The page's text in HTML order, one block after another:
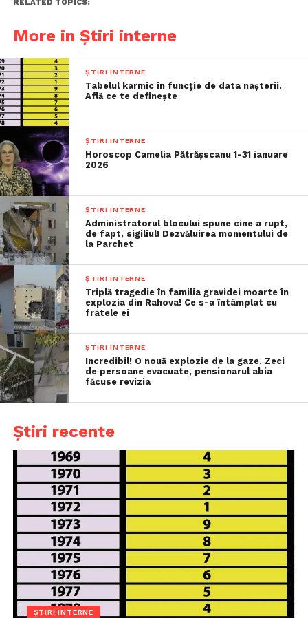
RELATED TOPICS:
More in Știri interne
ȘTIRI INTERNE
Tabelul karmic în funcție de data nașterii.
Află ce te definește
ȘTIRI INTERNE
Horoscop Camelia Pătrășscanu 1-31 ianuare
2026
ȘTIRI INTERNE
Administratorul blocului spune cine a rupt,
de fapt, sigiliul! Dezvăluirea momentului de
la Parchet
ȘTIRI INTERNE
Triplă tragedie în familia gravidei moarte în
explozia din Rahova! Ce s-a întâmplat cu
fratele ei
ȘTIRI INTERNE
Incredibil! O nouă explozie de la gaze. Zeci
de persoane evacuate, pensionarul abia
făcuse revizia
Știri recente
ȘTIRI INTERNE